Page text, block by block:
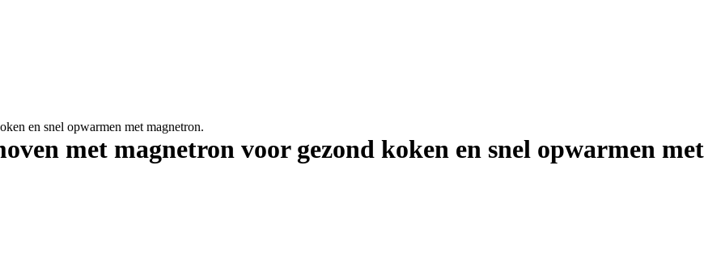
en snel opwarmen met magnetron.
met magnetron voor gezond koken en snel opwarmen met